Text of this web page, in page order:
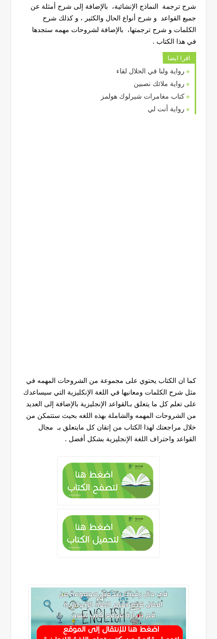
شرح ترجمة النماذج الإنشائية، بالإضافة إلى شرح أمثلة عن
جميع القواعد و شرح أنواع الحال والكثير ، و كذلك شرح
الكلمات و شرح ترجمتها، بالإضافة لشروحات مهمه ستجدها
في هذا الكتاب .
اقرا ايضا
رواية ولنا في الحلال لقاء
رواية ملائك نصبين
كتاب مغامرات شيرلوك هولمز
رواية أنت لي
كما ان الكتاب يحتوي على مجموعة من الشروحات المهمه في
مثل شرح الكلمات ومعانيها في اللغة الإنكليزية التي سيساعدك
على تعلم كل ما يتعلق بـالقواعد الإنجليزية بالإضافة إلى العديد
من الشروحات المهمه والشاملة بهذه اللغه بحيث ستتمكن من
خلال مراجعتك لهذا الكتاب من إتقان كل مايتعلق بـ مجال
القواعد واحتراف اللغة الإنجليزية بشكل أفضل .